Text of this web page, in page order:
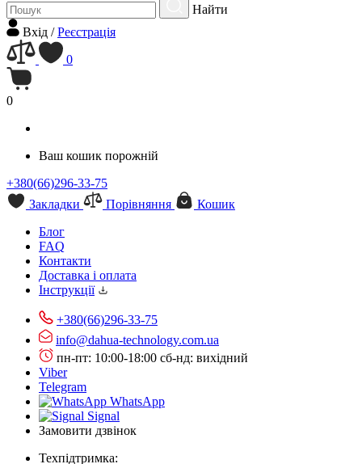
Найти
Вхiд /Реєстрація
0
0
Ваш кошик порожній
+380(66)296-33-75
Закладки
Порівняння
Кошик
Блог
FAQ
Контакти
Доставка і оплата
Інструкції
+380(66)296-33-75
info@dahua-technology.com.ua
пн-пт: 10:00-18:00 сб-нд: вихідний
Viber
Telegram
WhatsApp
Signal
Замовити дзвінок
Техпідтримка: